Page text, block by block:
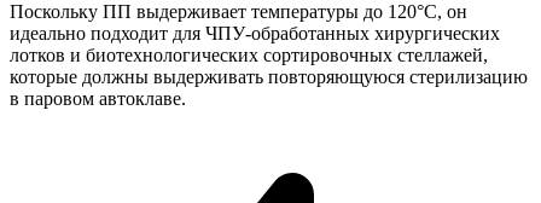
Поскольку ПП выдерживает температуры до 120°C, он
идеально подходит для ЧПУ-обработанных хирургических
лотков и биотехнологических сортировочных стеллажей,
которые должны выдерживать повторяющуюся стерилизацию
в паровом автоклаве.